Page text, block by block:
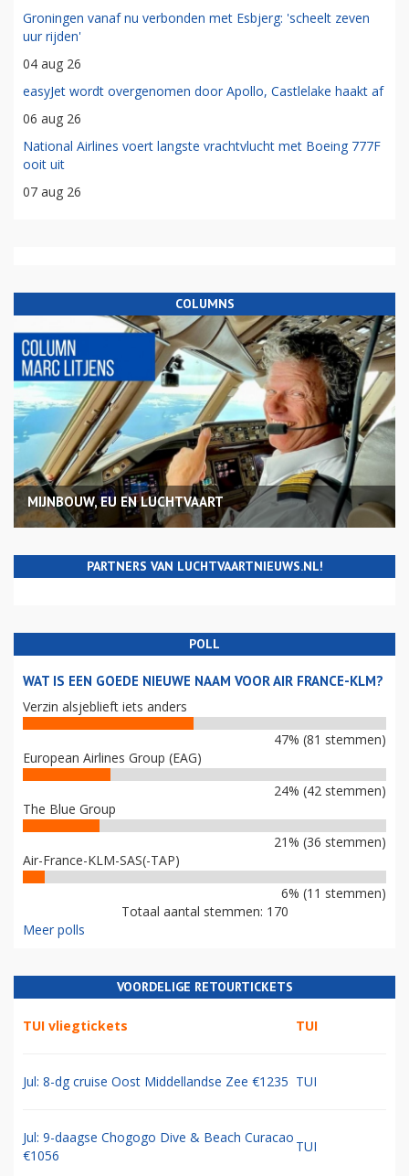
Groningen vanaf nu verbonden met Esbjerg: 'scheelt zeven
uur rijden'
04 aug 26
easyJet wordt overgenomen door Apollo, Castlelake haakt af
06 aug 26
National Airlines voert langste vrachtvlucht met Boeing 777F
ooit uit
07 aug 26
COLUMNS
MIJNBOUW, EU EN LUCHTVAART
PARTNERS VAN LUCHTVAARTNIEUWS.NL!
POLL
WAT IS EEN GOEDE NIEUWE NAAM VOOR AIR FRANCE-KLM?
Verzin alsjeblieft iets anders
47% (81 stemmen)
European Airlines Group (EAG)
24% (42 stemmen)
The Blue Group
21% (36 stemmen)
Air-France-KLM-SAS(-TAP)
6% (11 stemmen)
Totaal aantal stemmen: 170
Meer polls
VOORDELIGE RETOURTICKETS
TUI vliegtickets TUI
Jul: 8-dg cruise Oost Middellandse Zee €1235 TUI
Jul: 9-daagse Chogogo Dive & Beach Curacao
€1056
TUI